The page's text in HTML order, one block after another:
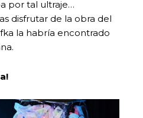
por tal ultraje…
disfrutar de la obra del
la habría encontrado